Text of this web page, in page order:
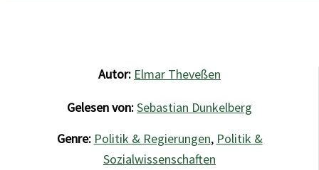
Autor: Elmar Theveßen
Gelesen von:Sebastian Dunkelberg
Genre: Politik & Regierungen, Politik &
Sozialwissenschaften